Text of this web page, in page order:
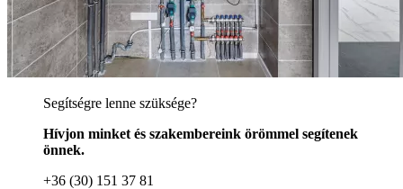
Segítségre lenne szüksége?
Hívjon minket és szakembereink örömmel segítenek
önnek.
+36 (30) 151 37 81